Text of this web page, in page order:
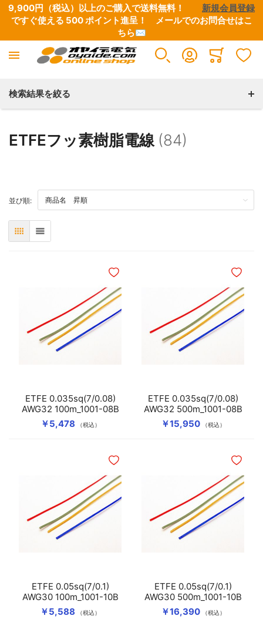
9,900円（税込）以上のご購入で送料無料！ 新規会員登録
ですぐ使える 500 ポイント進呈！ メールでのお問合せはこ
ちら✉
FEPフッ素樹脂電線
すべての商品
銀メッキ銅導体（SA）
検索結果を絞る
ETFEフッ素樹脂電線 (84)
並び順:TOP
表 リスト
￥5,478 （税込）
ETFE 0.035sq(7/0.08)
AWG32 100m_1001-08B
ほしいものリストに追加
￥15,950 （税込）
ETFE 0.035sq(7/0.08)
AWG32 500m_1001-08B
ほしい
￥5,588 （税込）
ETFE 0.05sq(7/0.1)
AWG30 100m_1001-10B
ほしいものリストに追加
￥16,390 （税込）
ETFE 0.05sq(7/0.1)
AWG30 500m_1001-10B
ほしい